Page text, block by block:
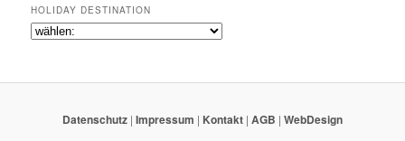
HOLIDAY DESTINATION
Datenschutz | Impressum | Kontakt | AGB | WebDesign